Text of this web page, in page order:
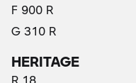
F 900 R
G 310 R
HERITAGE